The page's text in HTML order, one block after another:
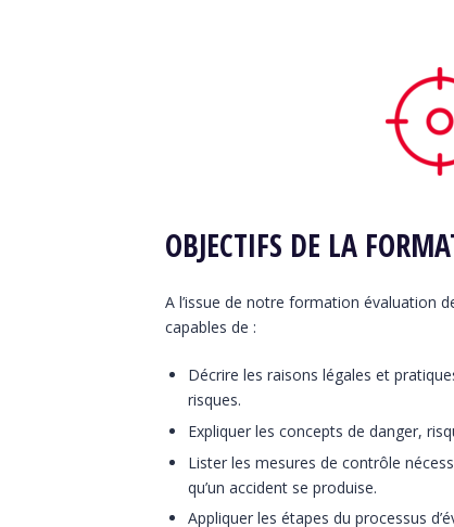
OBJECTIFS DE LA
A l’issue de notre formation évaluation
capables de :
Décrire les raisons légales et
risques.
Expliquer les concepts de danger,
Lister les mesures de contrôle
qu’un accident se produise.
Appliquer les étapes du processus